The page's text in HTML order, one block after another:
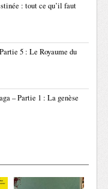
: tout ce qu’il faut
5 : Le Royaume du
– Partie 1 : La genèse